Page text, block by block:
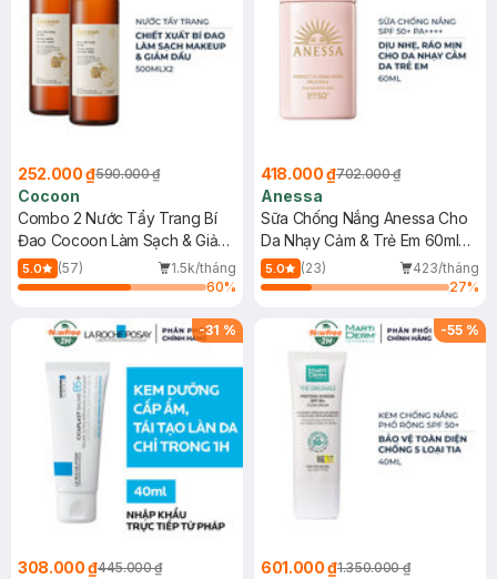
252.000 ₫590.000 ₫
Cocoon
Combo 2 Nước Tẩy Trang Bí
Đao Cocoon Làm Sạch & Giảm
Dầu 500ml
5.0 (57)
1.5k/tháng
60%
418.000 ₫702.000 ₫
Anessa
Sữa Chống Nắng Anessa Cho
Da Nhạy Cảm & Trẻ Em 60ml
(Mới)
5.0 (23)
423/tháng
27%
-31 %
308.000 ₫445.000 ₫
-55 %
601.000 ₫1.350.000 ₫